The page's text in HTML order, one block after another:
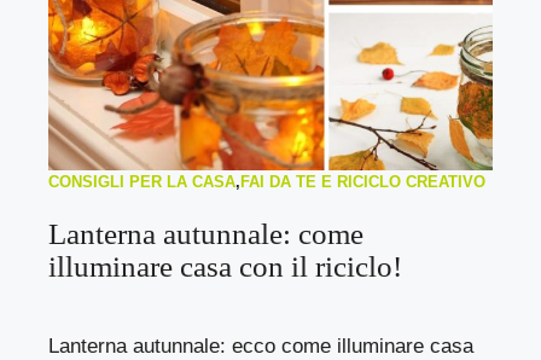
CONSIGLI PER LA CASA, FAI DA TE E RICICLO CREATIVO
Lanterna autunnale: come
illuminare casa con il riciclo!
Lanterna autunnale: ecco come illuminare casa